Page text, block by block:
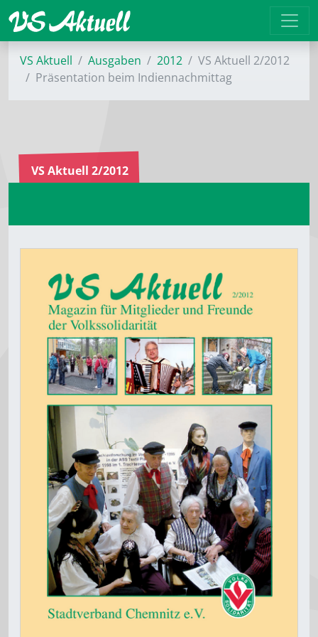
VS Aktuell Ausgaben 2012
VS Aktuell 2/2012
Präsentation beim Indiennachmittag
VS Aktuell 2/2012